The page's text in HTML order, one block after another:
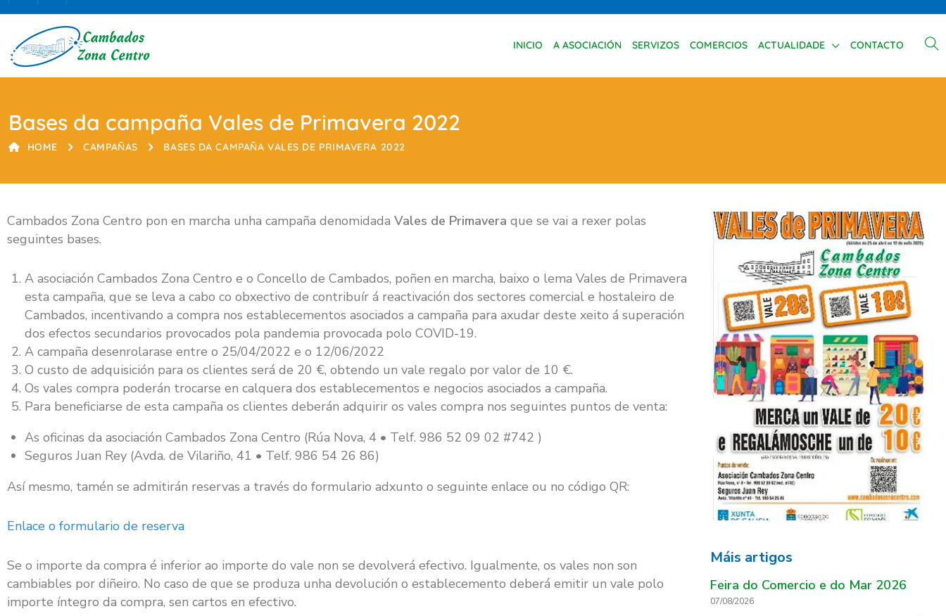
INICIO A ASOCIACIÓN SERVIZOS COMERCIOS ACTUALIDADE CONTACTO
Bases da campaña Vales de Primavera 2022
HOME CAMPAÑAS BASES DA CAMPAÑA VALES DE PRIMAVERA 2022
Cambados Zona Centro pon en marcha unha campaña denomidada Vales de Primavera que se vai a rexer polas
seguintes bases.
A asociación Cambados Zona Centro e o Concello de Cambados, poñen en marcha, baixo o lema Vales de Primavera
esta campaña, que se leva a cabo co obxectivo de contribuír á reactivación dos sectores comercial e hostaleiro de
Cambados, incentivando a compra nos establecementos asociados a campaña para axudar deste xeito á superación
dos efectos secundarios provocados pola pandemia provocada polo COVID-19.
A campaña desenrolarase entre o 25/04/2022 e o 12/06/2022
O custo de adquisición para os clientes será de 20 €, obtendo un vale regalo por valor de 10 €.
Os vales compra poderán trocarse en calquera dos establecementos e negocios asociados a campaña.
Para beneficiarse de esta campaña os clientes deberán adquirir os vales compra nos seguintes puntos de venta:
As oficinas da asociación Cambados Zona Centro (Rúa Nova, 4 • Telf. 986 52 09 02 #742 )
Seguros Juan Rey (Avda. de Vilariño, 41 • Telf. 986 54 26 86)
Así mesmo, tamén se admitirán reservas a través do formulario adxunto o seguinte enlace ou no código QR:
Enlace o formulario de reserva
Se o importe da compra é inferior ao importe do vale non se devolverá efectivo. Igualmente, os vales non son
cambiables por diñeiro. No caso de que se produza unha devolución o establecemento deberá emitir un vale polo
importe íntegro da compra, sen cartos en efectivo.
Máis artigos
Feira do Comercio e do Mar 2026
07/08/2026